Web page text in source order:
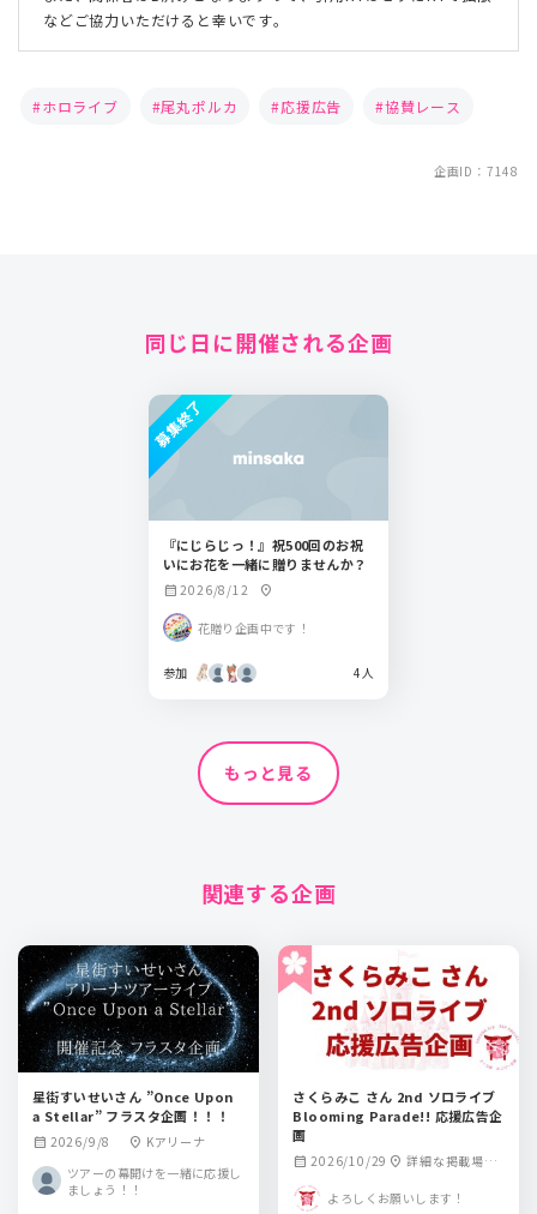
などご協力いただけると幸いです。
ホロライブ 尾丸ポルカ 応援広告 協賛レース
企画ID：7148
同じ日に開催される企画
『にじらじっ！』祝500回のお祝
いにお花を一緒に贈りませんか？
calendar_month 2026/8/12 location_on
花贈り企画中です！
参加 4人
募集終了
もっと見る
関連する企画
星街すいせいさん ”Once Upon
a Stellar” フラスタ企画！！！
calendar_month 2026/9/8 location_on Kアリーナ
ツアーの幕開けを一緒に応援し
ましょう！！
さくらみこ さん 2nd ソロライブ
Blooming Parade!! 応援広告企
画
calendar_month 2026/10/29 location_on 詳細な掲載場所
ます
よろしくお願いします！